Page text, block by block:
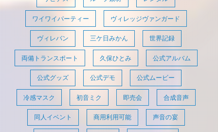
ワイワイパーティー ヴィレッジヴァンガード
ヴィレバン 三ケ日みかん 世界記録
両備トランスポート 久保ひとみ 公式アルバム
公式グッズ 公式デモ 公式ムービー
冷感マスク 初音ミク 即売会 合成音声
同人イベント 商用利用可能 声音の宴